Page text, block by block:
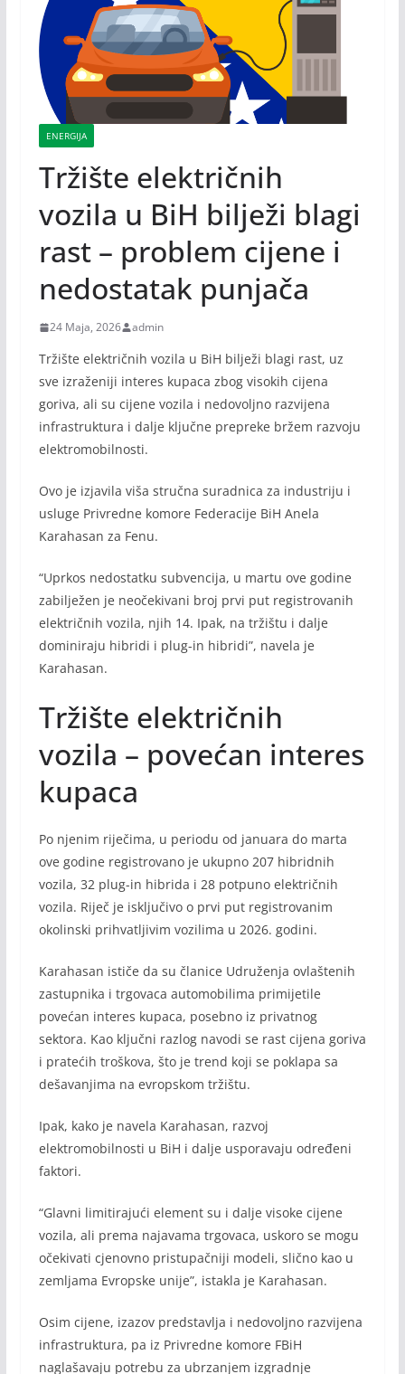
ENERGIJA
Tržište električnih
vozila u BiH bilježi blagi
rast – problem cijene i
nedostatak punjača
24 Maja, 2026 admin
Tržište električnih vozila u BiH bilježi blagi rast, uz
sve izraženiji interes kupaca zbog visokih cijena
goriva, ali su cijene vozila i nedovoljno razvijena
infrastruktura i dalje ključne prepreke bržem razvoju
elektromobilnosti.
Ovo je izjavila viša stručna suradnica za industriju i
usluge Privredne komore Federacije BiH Anela
Karahasan za Fenu.
“Uprkos nedostatku subvencija, u martu ove godine
zabilježen je neočekivani broj prvi put registrovanih
električnih vozila, njih 14. Ipak, na tržištu i dalje
dominiraju hibridi i plug-in hibridi”, navela je
Karahasan.
Tržište električnih
vozila – povećan interes
kupaca
Po njenim riječima, u periodu od januara do marta
ove godine registrovano je ukupno 207 hibridnih
vozila, 32 plug-in hibrida i 28 potpuno električnih
vozila. Riječ je isključivo o prvi put registrovanim
okolinski prihvatljivim vozilima u 2026. godini.
Karahasan ističe da su članice Udruženja ovlaštenih
zastupnika i trgovaca automobilima primijetile
povećan interes kupaca, posebno iz privatnog
sektora. Kao ključni razlog navodi se rast cijena goriva
i pratećih troškova, što je trend koji se poklapa sa
dešavanjima na evropskom tržištu.
Ipak, kako je navela Karahasan, razvoj
elektromobilnosti u BiH i dalje usporavaju određeni
faktori.
“Glavni limitirajući element su i dalje visoke cijene
vozila, ali prema najavama trgovaca, uskoro se mogu
očekivati cjenovno pristupačniji modeli, slično kao u
zemljama Evropske unije”, istakla je Karahasan.
Osim cijene, izazov predstavlja i nedovoljno razvijena
infrastruktura, pa iz Privredne komore FBiH
naglašavaju potrebu za ubrzanjem izgradnje